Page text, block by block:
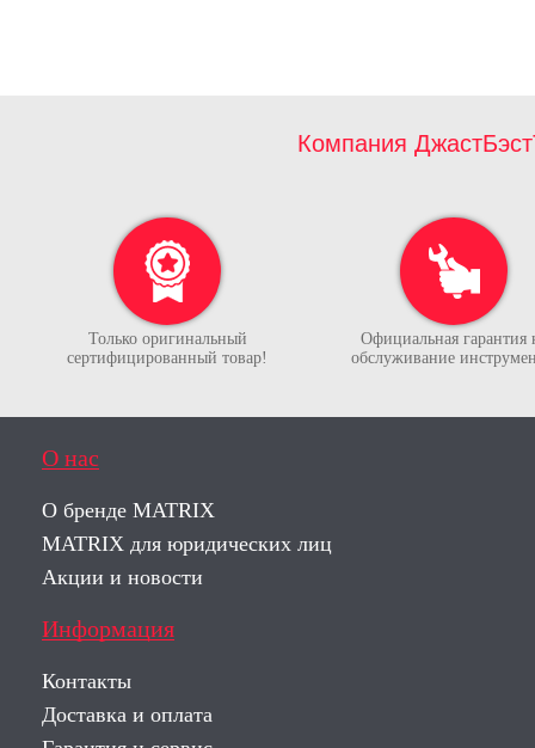
Компания
Только оригинальный
сертифицированный товар!
Официальная гарантия
обслуживание
О нас
О бренде MATRIX
MATRIX для юридических лиц
Акции и новости
Информация
Контакты
Доставка и оплата